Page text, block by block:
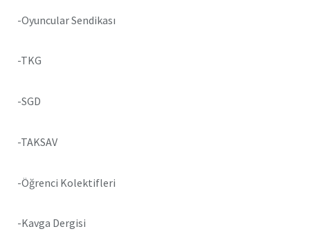
-Oyuncular Sendikası
-TKG
-SGD
-TAKSAV
-Öğrenci Kolektifleri
-Kavga Dergisi